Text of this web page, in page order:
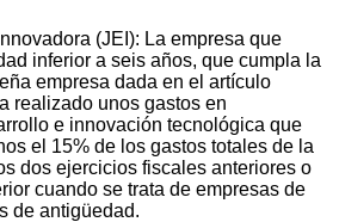
(JEI): La empresa que
inferior a seis años, que cumpla la
empresa dada en el artículo
realizado unos gastos en
e innovación tecnológica que
el 15% de los gastos totales de la
dos ejercicios fiscales anteriores o
cuando se trata de empresas de
de antigüedad.